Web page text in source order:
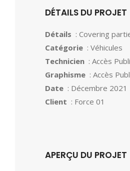
DÉTAILS DU PROJET
Détails : Covering
Catégorie : Véhicules
Technicien : Accès
Graphisme : Accès
Date : Décembre 2021
Client : Force 01
APERÇU DU PROJET